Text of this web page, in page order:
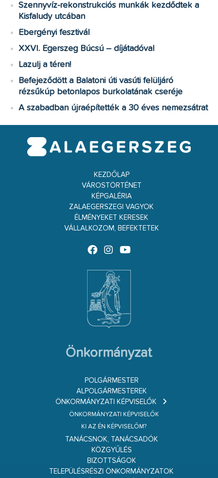
Szennyvíz-rekonstrukciós munkák kezdődtek a
Kisfaludy utcában
Ebergényi fesztivál
XXVI. Egerszeg Búcsú – díjátadóval
Lazulj a téren!
Befejeződött a Balatoni úti vasúti felüljáró
rézsűkúp betonlapos burkolatának cseréje
A szabadban újraépítették a 30 éves nemezsátrat
KEZDŐLAP
VÁROSTÖRTÉNET
KÉPGALÉRIA
ZALAEGERSZEGI VAGYOK
ÉLMÉNYEKET KERESEK
VÁLLALKOZOM, BEFEKTETEK
Önkormányzat
POLGÁRMESTER
ALPOLGÁRMESTEREK
ÖNKORMÁNYZATI KÉPVISELŐK
ÖNKORMÁNYZATI KÉPVISELŐK
KI AZ ÉN KÉPVISELŐM?
TANÁCSNOK, TANÁCSADÓK
KÖZGYŰLÉS
BIZOTTSÁGOK
TELEPÜLÉSRÉSZI ÖNKORMÁNYZATOK